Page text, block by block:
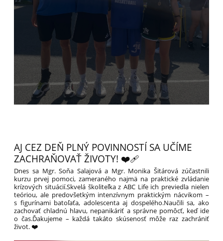
AJ CEZ DEŇ PLNÝ POVINNOSTÍ SA UČÍME
ZACHRAŇOVAŤ ŽIVOTY! ❤️‍🩹
Dnes sa Mgr. Soňa Salajová a Mgr. Monika Šitárová zúčastnili
kurzu prvej pomoci, zameraného najmä na praktické zvládanie
krízových situácií.Skvelá školiteľka z ABC Life⁠ ich previedla nielen
teóriou, ale predovšetkým intenzívnym praktickým nácvikom –
s figurínami batoľaťa, adolescenta aj dospelého.Naučili sa, ako
zachovať chladnú hlavu, nepanikáriť a správne pomôcť, keď ide
o čas.Ďakujeme – každá takáto skúsenosť môže raz zachrániť
život. ❤️